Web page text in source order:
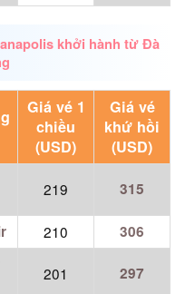
khởi hành từ Đà
Giá vé 1
chiều
(USD)
Giá vé
khứ hồi
(USD)
219 315
210
306
201 297